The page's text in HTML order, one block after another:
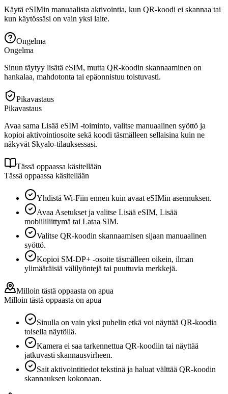
Käytä eSIMin manuaalista aktivointia, kun QR-koodi ei skannaa tai
kun käytössäsi on vain yksi laite.
Ongelma
Ongelma
Sinun täytyy lisätä eSIM, mutta QR-koodin skannaaminen on
hankalaa, mahdotonta tai epäonnistuu toistuvasti.
Pikavastaus
Pikavastaus
Avaa sama Lisää eSIM -toiminto, valitse manuaalinen syöttö ja
kopioi aktivointiosoite sekä koodi täsmälleen sellaisina kuin ne
näkyvät Skyalo-tilauksessasi.
Tässä oppaassa käsitellään
Tässä oppaassa käsitellään
Yhdistä Wi-Fiin ennen kuin avaat eSIMin asennuksen.
Avaa Asetukset ja valitse Lisää eSIM, Lisää
mobiililiittymä tai Lataa SIM.
Valitse QR-koodin skannaamisen sijaan manuaalinen
syöttö.
Kopioi SM-DP+ -osoite täsmälleen oikein, ilman
ylimääräisiä välilyöntejä tai puuttuvia merkkejä.
Milloin tästä oppaasta on apua
Milloin tästä oppaasta on apua
Sinulla on vain yksi puhelin etkä voi näyttää QR-koodia
toisella näytöllä.
Kamera ei saa tarkennettua QR-koodiin tai näyttää
jatkuvasti skannausvirheen.
Sait aktivointitiedot tekstinä ja haluat välttää QR-koodin
skannauksen kokonaan.